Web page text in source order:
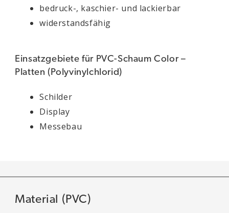
Material (PVC)
bedruck-, kaschier- und lackierbar
widerstandsfähig
Einsatzgebiete für PVC-Schaum Color –
Platten (Polyvinylchlorid)
Schilder
Display
Messebau